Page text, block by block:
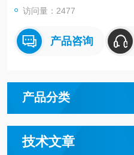
访问量：2477
产品咨询
产品分类
技术文章